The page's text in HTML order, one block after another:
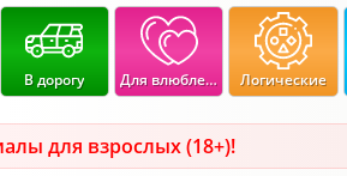
В дорогу Для влюбленных Логические
для взрослых (18+)!